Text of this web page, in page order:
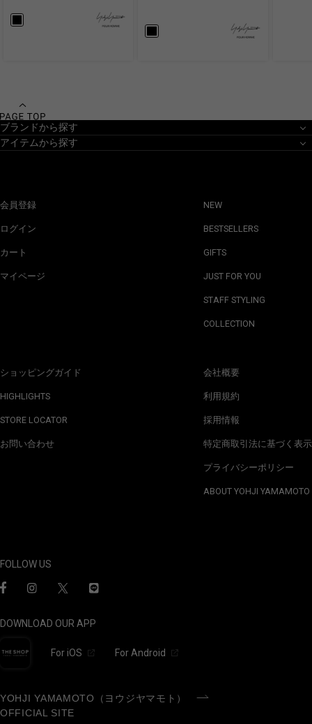
ブランドから探す
アイテムから探す
会員登録
ログイン
カート
マイページ
ショッピングガイド
HIGHLIGHTS
STORE LOCATOR
お問い合わせ
NEW
BESTSELLERS
GIFTS
JUST FOR YOU
STAFF STYLING
COLLECTION
会社概要
利用規約
採用情報
特定商取引法に基づく表示
プライバシーポリシー
ABOUT YOHJI YAMAMOTO
FOLLOW US
DOWNLOAD OUR APP
For iOS For Android
YOHJI YAMAMOTO（ヨウジヤマモト）
OFFICIAL SITE